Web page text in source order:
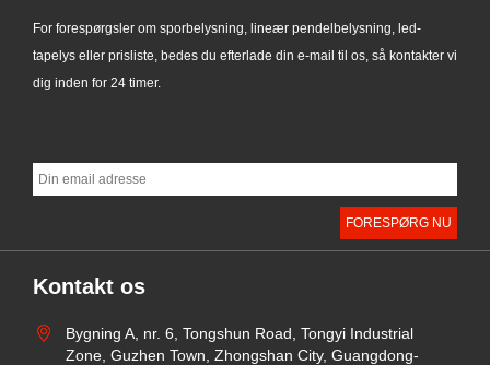
For forespørgsler om sporbelysning, lineær pendelbelysning, led-
tapelys eller prisliste, bedes du efterlade din e-mail til os, så kontakter vi
dig inden for 24 timer.
Kontakt os
Bygning A, nr. 6, Tongshun Road, Tongyi Industrial
Zone, Guzhen Town, Zhongshan City, Guangdong-